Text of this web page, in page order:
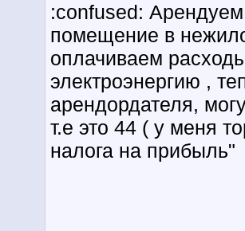
:confused:
помещение в
оплачиваем
электроэнергию ,
арендордателя,
т.е это 44 ( у меня
налога на прибыль"